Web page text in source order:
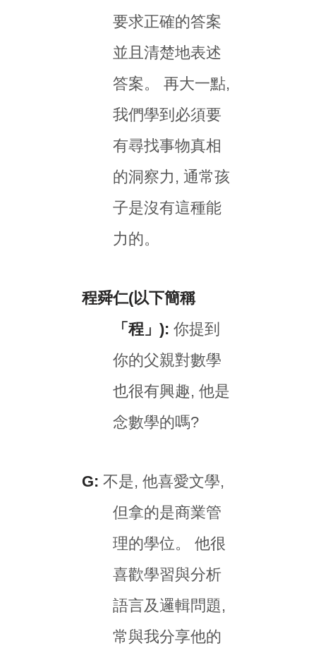
要求正確的答案
並且清楚地表述
答案。 再大一點,
我們學到必須要
有尋找事物真相
的洞察力, 通常孩
子是沒有這種能
力的。
程舜仁(以下簡稱
「程」): 你提到
你的父親對數學
也很有興趣, 他是
念數學的嗎?
G: 不是, 他喜愛文學,
但拿的是商業管
理的學位。 他很
喜歡學習與分析
語言及邏輯問題,
常與我分享他的